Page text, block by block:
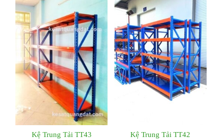
Kệ Trung Tải TT43 Kệ Trung Tải TT42